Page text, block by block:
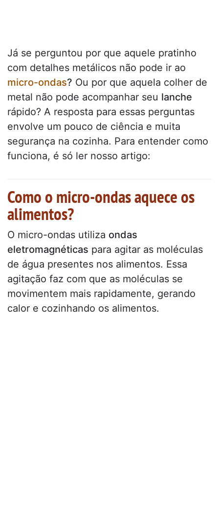
Já se perguntou por que aquele pratinho
com detalhes metálicos não pode ir ao
micro-ondas? Ou por que aquela colher de
metal não pode acompanhar seu lanche
rápido? A resposta para essas perguntas
envolve um pouco de ciência e muita
segurança na cozinha. Para entender como
funciona, é só ler nosso artigo:
Como o micro-ondas aquece os
alimentos?
O micro-ondas utiliza ondas
eletromagnéticas para agitar as moléculas
de água presentes nos alimentos. Essa
agitação faz com que as moléculas se
movimentem mais rapidamente, gerando
calor e cozinhando os alimentos.